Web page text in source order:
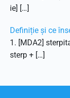
ie] […]
Definiție și ce
1. [MDA2]
sterp + […]